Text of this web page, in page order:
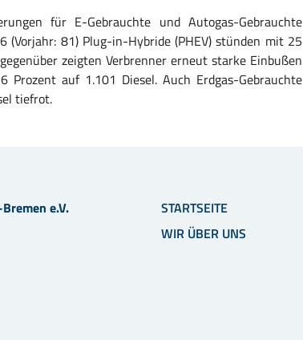
für E-Gebrauchte und Autogas-Gebrauchte
(Vorjahr: 81) Plug-in-Hybride (PHEV) stünden mit 25
zeigten Verbrenner erneut starke Einbußen
auf 1.101 Diesel. Auch Erdgas-Gebrauchte
tiefrot.
e.V.
STARTSEITE
WIR ÜBER UNS